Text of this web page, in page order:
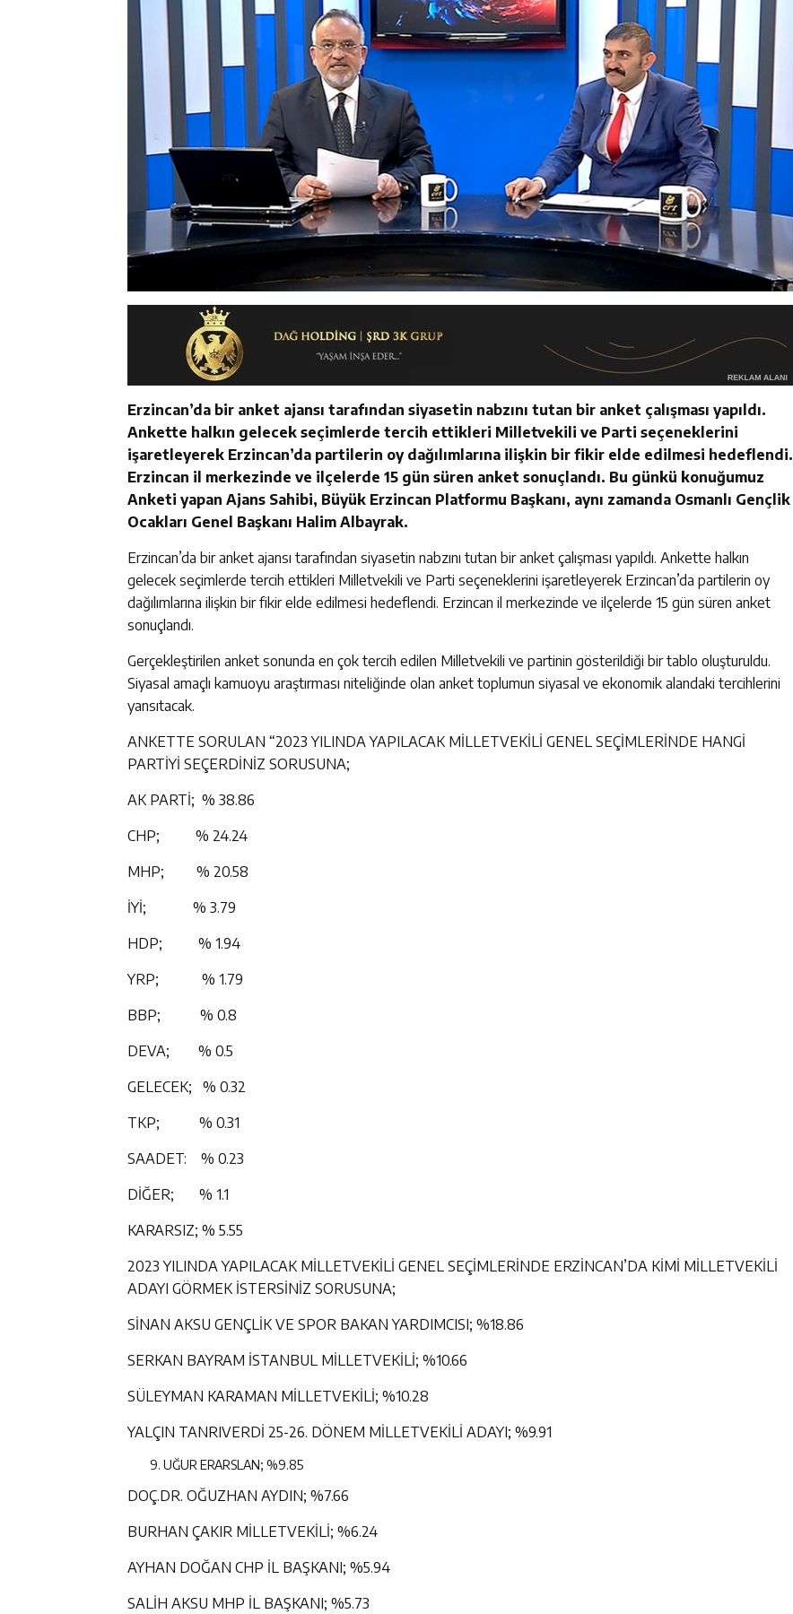
Erzincan’da bir anket ajansı tarafından siyasetin nabzını tutan bir anket çalışması yapıldı.
Ankette halkın gelecek seçimlerde tercih ettikleri Milletvekili ve Parti seçeneklerini
işaretleyerek Erzincan’da partilerin oy dağılımlarına ilişkin bir fikir elde edilmesi hedeflendi.
Erzincan il merkezinde ve ilçelerde 15 gün süren anket sonuçlandı. Bu günkü konuğumuz
Anketi yapan Ajans Sahibi, Büyük Erzincan Platformu Başkanı, aynı zamanda Osmanlı Gençlik
Ocakları Genel Başkanı Halim Albayrak.
Erzincan’da bir anket ajansı tarafından siyasetin nabzını tutan bir anket çalışması yapıldı. Ankette halkın
gelecek seçimlerde tercih ettikleri Milletvekili ve Parti seçeneklerini işaretleyerek Erzincan’da partilerin oy
dağılımlarına ilişkin bir fikir elde edilmesi hedeflendi. Erzincan il merkezinde ve ilçelerde 15 gün süren anket
sonuçlandı.
Gerçekleştirilen anket sonunda en çok tercih edilen Milletvekili ve partinin gösterildiği bir tablo oluşturuldu.
Siyasal amaçlı kamuoyu araştırması niteliğinde olan anket toplumun siyasal ve ekonomik alandaki tercihlerini
yansıtacak.
ANKETTE SORULAN “2023 YILINDA YAPILACAK MİLLETVEKİLİ GENEL SEÇİMLERİNDE HANGİ
PARTİYİ SEÇERDİNİZ SORUSUNA;
AK PARTİ; % 38.86
CHP; % 24.24
MHP; % 20.58
İYİ; % 3.79
HDP; % 1.94
YRP; % 1.79
BBP; % 0.8
DEVA; % 0.5
GELECEK; % 0.32
TKP; % 0.31
SAADET: % 0.23
DİĞER; % 1.1
KARARSIZ; % 5.55
2023 YILINDA YAPILACAK MİLLETVEKİLİ GENEL SEÇİMLERİNDE ERZİNCAN’DA KİMİ MİLLETVEKİLİ
ADAYI GÖRMEK İSTERSİNİZ SORUSUNA;
SİNAN AKSU GENÇLİK VE SPOR BAKAN YARDIMCISI; %18.86
SERKAN BAYRAM İSTANBUL MİLLETVEKİLİ; %10.66
SÜLEYMAN KARAMAN MİLLETVEKİLİ; %10.28
YALÇIN TANRIVERDİ 25-26. DÖNEM MİLLETVEKİLİ ADAYI; %9.91
UĞUR ERARSLAN; %9.85
DOÇ.DR. OĞUZHAN AYDIN; %7.66
BURHAN ÇAKIR MİLLETVEKİLİ; %6.24
AYHAN DOĞAN CHP İL BAŞKANI; %5.94
SALİH AKSU MHP İL BAŞKANI; %5.73